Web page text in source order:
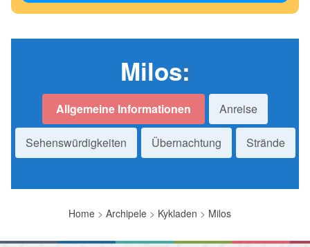
Milos:
Allgemeine Informationen Anreise
Sehenswürdigkeiten Übernachtung Strände
Home > Archipele > Kykladen > Milos